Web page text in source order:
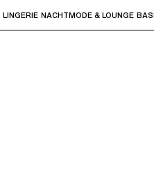
of "Enter" om
LINGERIE NACHTMODE & LOUNGE